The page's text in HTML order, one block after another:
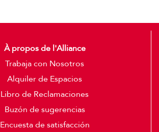
À propos de l'Alliance
Trabaja con Nosotros
Alquiler de Espacios
Libro de Reclamaciones
Buzón de sugerencias
Encuesta de satisfacción